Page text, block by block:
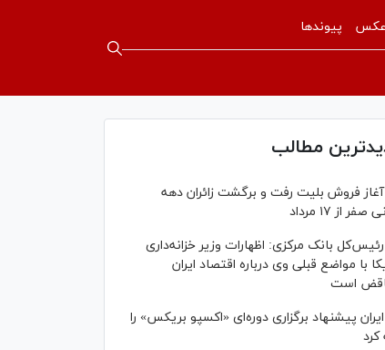
عکس پیوندها
مطالب
آغاز فروش بلیت رفت و برگشت زائران دهه
از ۱۷ مرداد
رئیس‌کل بانک مرکزی: اظهارات وزیر خزانه‌داری
با مواضع قبلی وی درباره اقتصاد ایران
است
ایران پیشنهاد برگزاری دوره‌ای «اکسپو بریکس» را
کرد